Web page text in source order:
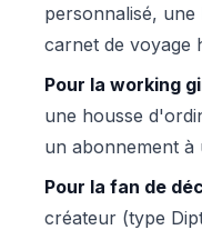
personnalisé,
carnet de voyage
Pour la working
une housse
un abonnement à
Pour la fan de
créateur (type